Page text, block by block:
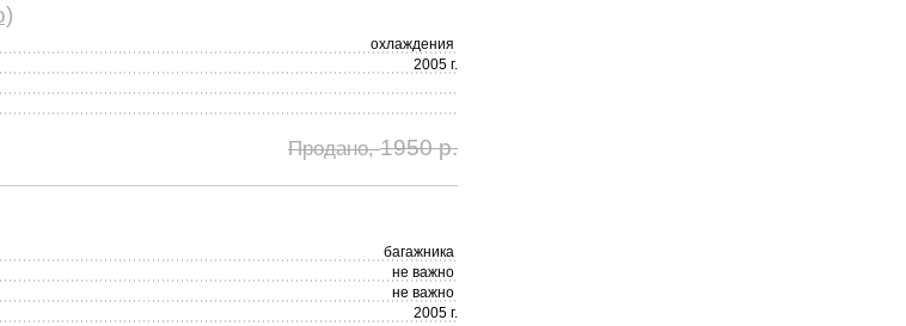
охлаждения
2005 г.
Продано,1950 р.
багажника
не важно
не важно
2005 г.